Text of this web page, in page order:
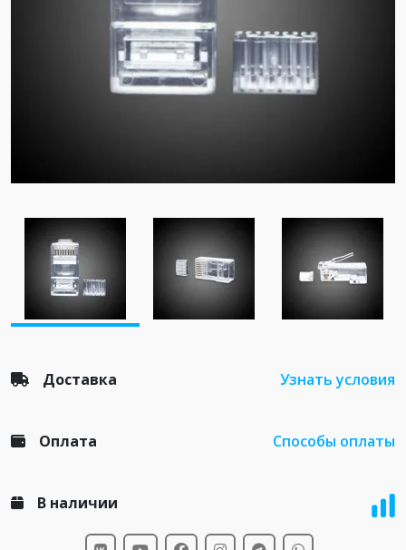
Доставка Узнать условия
Оплата Способы оплаты
В наличии